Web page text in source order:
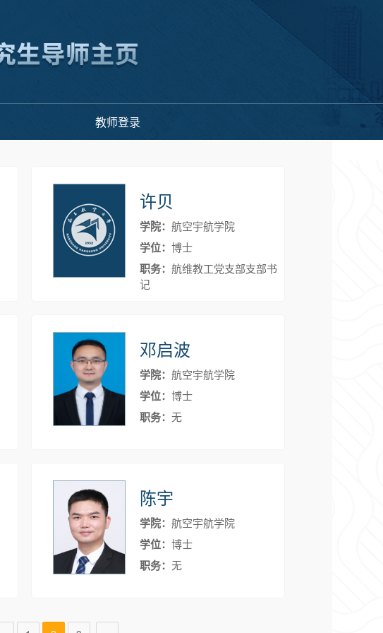
教师登录
许贝
学院： 航空宇航学院
学位： 博士
职务： 航维教工党支部支部书
记
邓启波
学院： 航空宇航学院
学位： 博士
职务： 无
陈宇
学院： 航空宇航学院
学位： 博士
职务： 无